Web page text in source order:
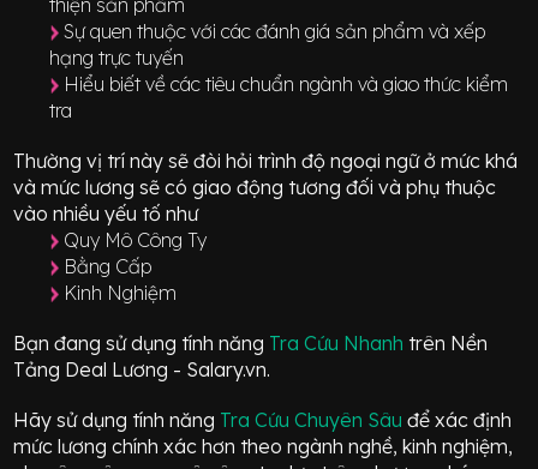
Sự quen thuộc với các đánh giá sản phẩm và xếp
hạng trực tuyến
Hiểu biết về các tiêu chuẩn ngành và giao thức kiểm
tra
Thường vị trí này sẽ đòi hỏi trình độ ngoại ngữ ở mứckhá
và mức lương sẽ có giao động tương đối và phụ thuộc
vào nhiều yếu tố như
Quy Mô Công Ty
Bằng Cấp
Kinh Nghiệm
Bạn đang sử dụng tính năng Tra Cứu Nhanh trên Nền
Tảng Deal Lương - Salary.vn.
Hãy sử dụng tính năng Tra Cứu Chuyên Sâuđể xác định
mức lương chính xác hơn theo ngành nghề, kinh nghiệm,